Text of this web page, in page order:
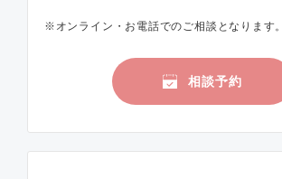
※オンライン・お電話でのご相談となります。
相談予約